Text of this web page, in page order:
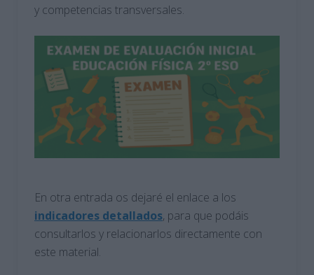
y competencias transversales.
En otra entrada os dejaré el enlace a los
indicadores detallados, para que podáis
consultarlos y relacionarlos directamente con
este material.